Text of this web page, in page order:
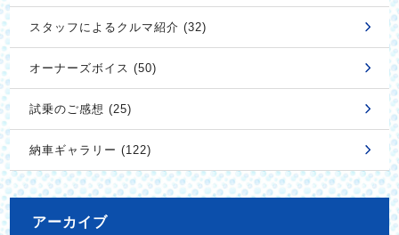
スタッフによるクルマ紹介 (32)
オーナーズボイス (50)
試乗のご感想 (25)
納車ギャラリー (122)
アーカイブ